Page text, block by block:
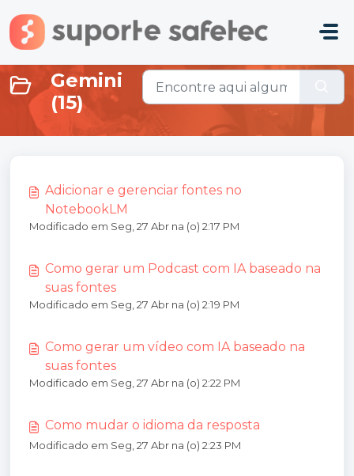
Ir para o conteúdo principal
Gemini
(15)
Adicionar e gerenciar fontes no
NotebookLM
Modificado em Seg, 27 Abr na (o) 2:17 PM
Como gerar um Podcast com IA baseado na
suas fontes
Modificado em Seg, 27 Abr na (o) 2:19 PM
Como gerar um vídeo com IA baseado na
suas fontes
Modificado em Seg, 27 Abr na (o) 2:22 PM
Como mudar o idioma da resposta
Modificado em Seg, 27 Abr na (o) 2:23 PM